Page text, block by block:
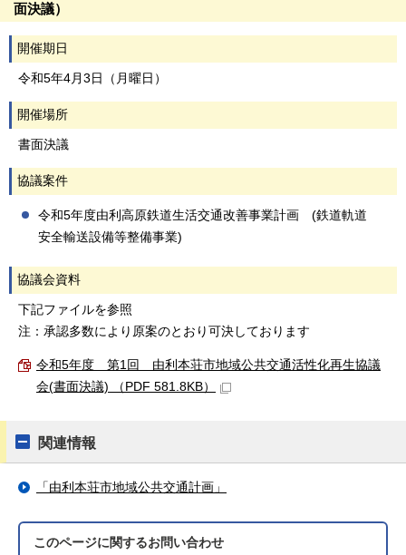
面決議）
開催期日
令和5年4月3日（月曜日）
開催場所
書面決議
協議案件
令和5年度由利高原鉄道生活交通改善事業計画 (鉄道軌道
安全輸送設備等整備事業)
協議会資料
下記ファイルを参照
注：承認多数により原案のとおり可決しております
令和5年度 第1回 由利本荘市地域公共交通活性化再生協議
会(書面決議) （PDF 581.8KB）
関連情報
「由利本荘市地域公共交通計画」
このページに関するお問い合わせ